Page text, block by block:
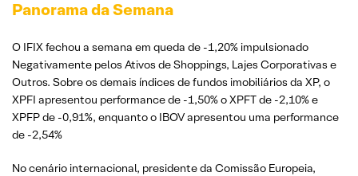
Panorama da Semana
O IFIX fechou a semana em queda de -1,20% impulsionado
Negativamente pelos Ativos de Shoppings, Lajes Corporativas e
Outros. Sobre os demais índices de fundos imobiliários da XP, o
XPFI apresentou performance de -1,50% o XPFT de -2,10% e
XPFP de -0,91%, enquanto o IBOV apresentou uma performance
de -2,54%
No cenário internacional, presidente da Comissão Europeia,